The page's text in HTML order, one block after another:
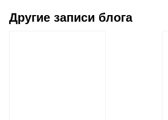
Другие записи блога